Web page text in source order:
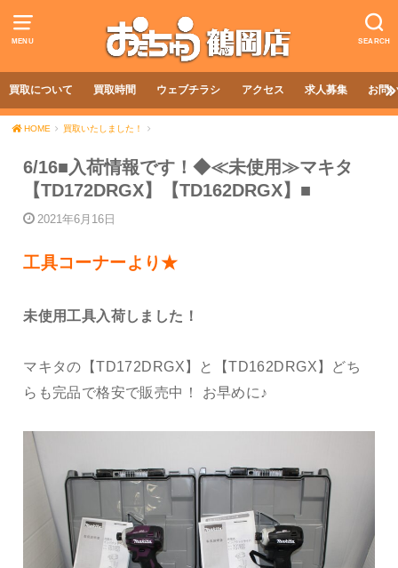
MENU SEARCH
買取について 買取時間 ウェブチラシ アクセス 求人募集 お問
HOME 買取いたしました！
6/16■入荷情報です！◆≪未使用≫マキタ
【TD172DRGX】【TD162DRGX】■
2021年6月16日
工具コーナーより★
未使用工具入荷しました！
マキタの【TD172DRGX】と【TD162DRGX】どち
らも完品で格安で販売中！ お早めに♪